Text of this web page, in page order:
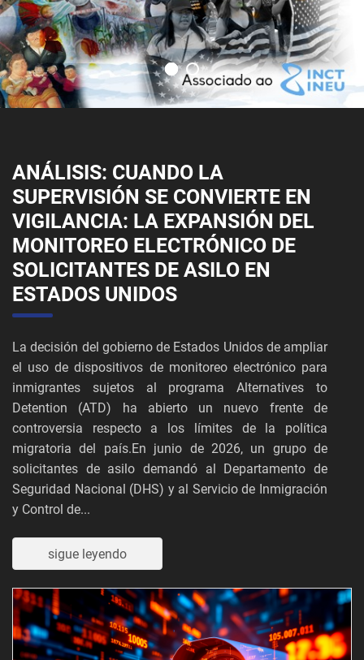
ANÁLISIS: CUANDO LA
SUPERVISIÓN SE CONVIERTE EN
VIGILANCIA: LA EXPANSIÓN DEL
MONITOREO ELECTRÓNICO DE
SOLICITANTES DE ASILO EN
ESTADOS UNIDOS
La decisión del gobierno de Estados Unidos de ampliar
el uso de dispositivos de monitoreo electrónico para
inmigrantes sujetos al programa Alternatives to
Detention (ATD) ha abierto un nuevo frente de
controversia respecto a los límites de la política
migratoria del país.En junio de 2026, un grupo de
solicitantes de asilo demandó al Departamento de
Seguridad Nacional (DHS) y al Servicio de Inmigración
y Control de...
sigue leyendo